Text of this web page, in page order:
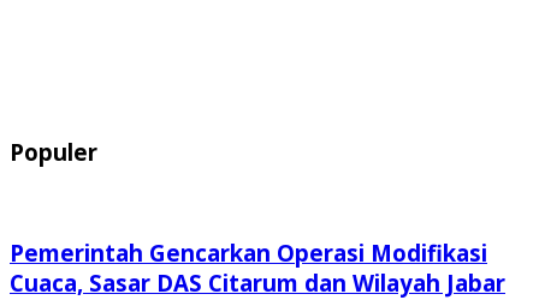
Populer
Pemerintah Gencarkan Operasi Modifikasi
Cuaca, Sasar DAS Citarum dan Wilayah Jabar